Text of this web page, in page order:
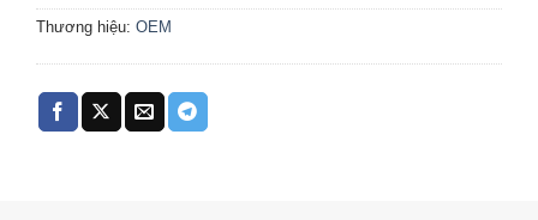
Thương hiệu: OEM